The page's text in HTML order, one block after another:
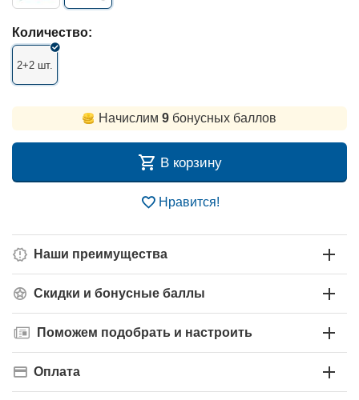
Количество:
2+2 шт.
Начислим 9 бонусных баллов
В корзину
Нравится!
Наши преимущества
Скидки и бонусные баллы
Поможем подобрать и настроить
Оплата